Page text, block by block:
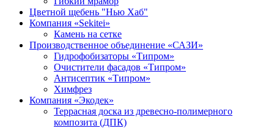
Цветной щебень "Нью Хаб"
Компания «Sekitei»
Камень на сетке
Производственное объединение «САЗИ»
Гидрофобизаторы «Типром»
Очистители фасадов «Типром»
Антисептик «Типром»
Химфрез
Компания «Экодек»
Террасная доска из древесно-полимерного
композита (ДПК)